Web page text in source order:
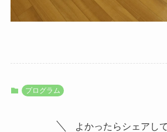
プログラム
よかったらシェアし